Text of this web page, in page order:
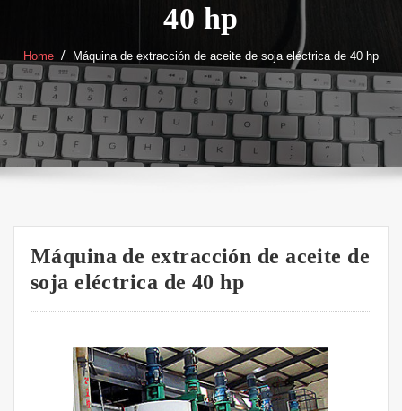
40 hp
Home Máquina de extracción de aceite de soja eléctrica de 40 hp
Máquina de extracción de aceite de
soja eléctrica de 40 hp